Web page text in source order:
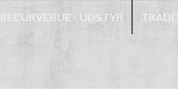
- UDSTYR